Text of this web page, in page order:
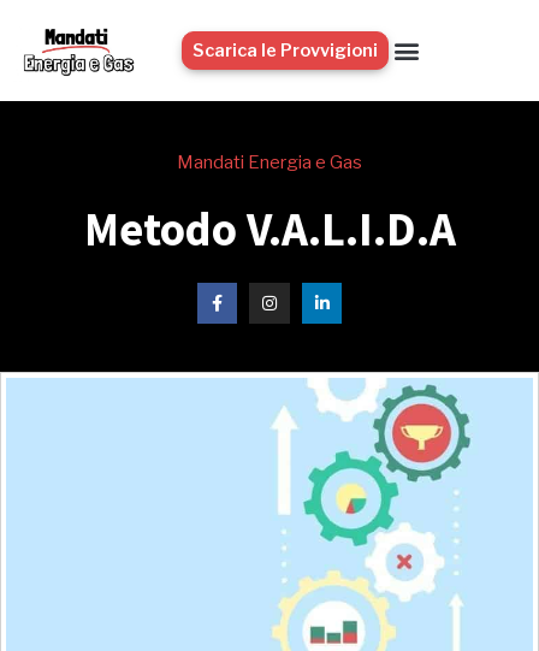
Scarica le Provvigioni
Mandati Energia e Gas
Metodo V.A.L.I.D.A